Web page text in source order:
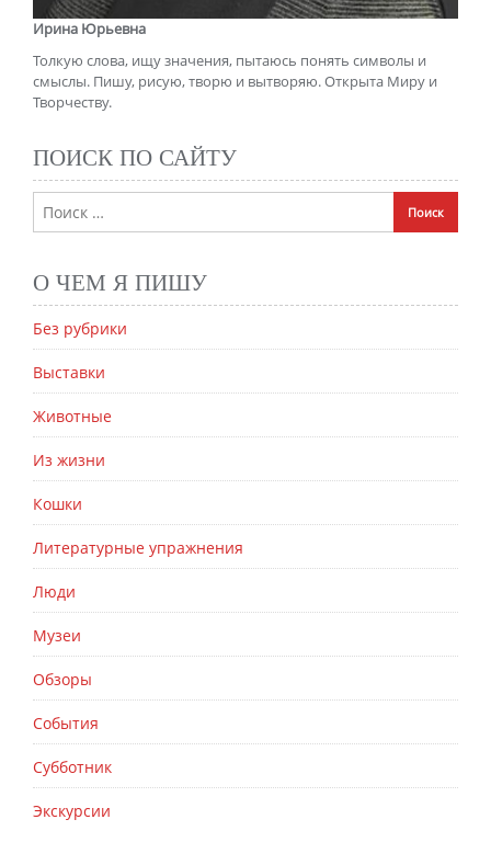
Ирина Юрьевна
Толкую слова, ищу значения, пытаюсь понять символы и
смыслы. Пишу, рисую, творю и вытворяю. Открыта Миру и
Творчеству.
ПОИСК ПО САЙТУ
О ЧЕМ Я ПИШУ
Без рубрики
Выставки
Животные
Из жизни
Кошки
Литературные упражнения
Люди
Музеи
Обзоры
События
Субботник
Экскурсии